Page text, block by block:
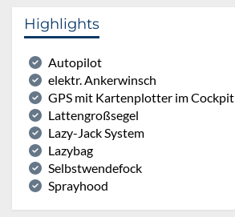
Highlights
Autopilot
elektr. Ankerwinsch
GPS mit Kartenplotter im Cockpit
Lattengroßsegel
Lazy-Jack System
Lazybag
Selbstwendefock
Sprayhood